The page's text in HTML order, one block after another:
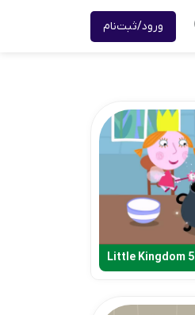
ورود/ثبت‌نام
Little Kingdom 5